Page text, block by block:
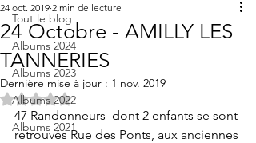
Tout le blog
Albums 2024
Albums 2023
Albums 2022
Albums 2021
24 Octobre - AMILLY LES
TANNERIES
24 oct. 2019 2 min de lecture
Dernière mise à jour : 1 nov. 2019
Noté NaN étoiles sur 5.
47 Randonneurs  dont 2 enfants se sont
retrouvés Rue des Ponts, aux anciennes